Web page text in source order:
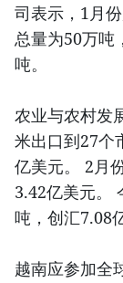
司表示，1月
总量为50万吨
吨。
农业与农村发
米出口到27个
亿美元。 2月
3.42亿美元。
吨，创汇7.08
越南应参加全